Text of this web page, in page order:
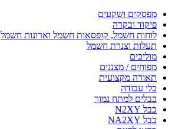
מפסקים ושקעים
פיקוד ובקרה
לוחות חשמל, קופסאות חשמל וארונות חשמל
תעלות וצנרת חשמל
מוליכים
מפוחים / מצננים
תאורה מקצועית
כלי עבודה
כבלים למתח נמוך
כבל N2XY
כבל NA2XY